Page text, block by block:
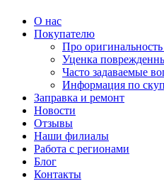
О нас
Покупателю
Про
Уценка
Часто задаваемые
Информация по
Заправка и ремонт
Новости
Отзывы
Наши филиалы
Работа с регионами
Блог
Контакты